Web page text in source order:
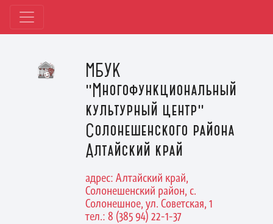
МБУК
"Многофункциональный
культурный центр"
Солонешенского района
Алтайский край
адрес: Алтайский край,
Солонешенский район, с.
Солонешное, ул. Советская, 1
тел.: 8 (385 94) 22-1-37